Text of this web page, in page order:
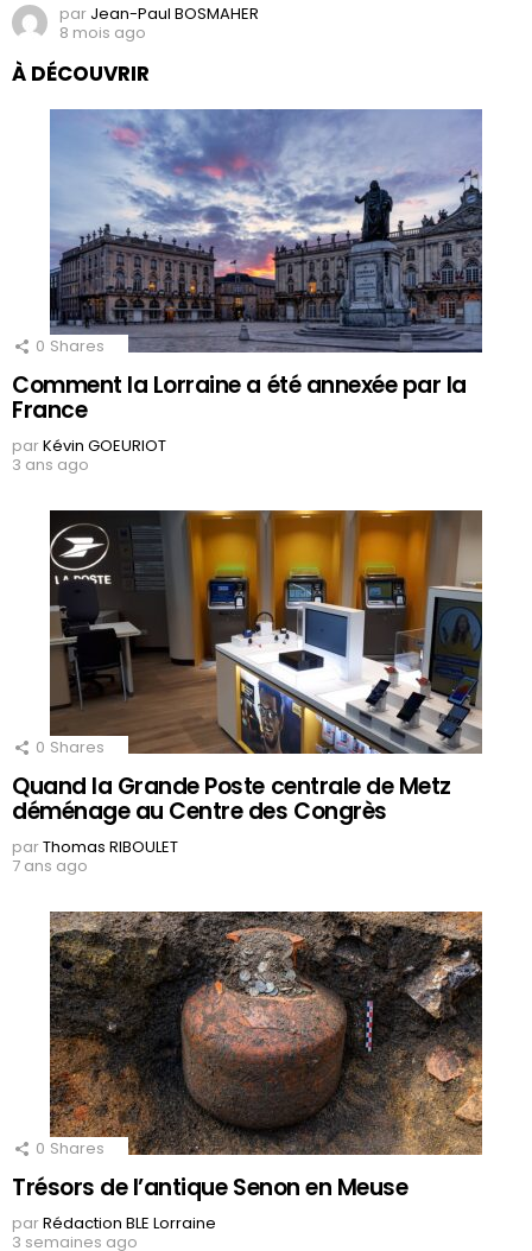
par Jean-Paul BOSMAHER
8 mois ago
À DÉCOUVRIR
0 Shares
Comment la Lorraine a été annexée par la
France
parKévin GOEURIOT
3 ans ago
0 Shares
Quand la Grande Poste centrale de Metz
déménage au Centre des Congrès
parThomas RIBOULET
7 ans ago
0 Shares
Trésors de l’antique Senon en Meuse
parRédaction BLE Lorraine
3 semaines ago